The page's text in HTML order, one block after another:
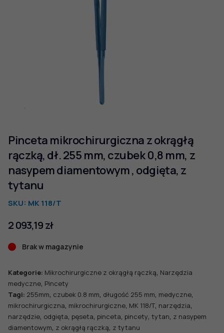
Pinceta mikrochirurgiczna z okrągłą
rączką, dł. 255 mm, czubek 0,8 mm, z
nasypem diamentowym , odgięta, z
tytanu
SKU: MK 118/T
2 093,19zł
Brak w magazynie
Kategorie: Mikrochirurgiczne z okrągłą rączką, Narzędzia
medyczne, Pincety
Tagi: 255mm, czubek 0.8 mm, długość 255 mm, medyczne,
mikrochirurgiczna, mikrochirurgiczne, MK 118/T, narzędzia,
narzędzie, odgięta, pęseta, pinceta, pincety, tytan, z nasypem
diamentowym, z okrągłą rączką, z tytanu